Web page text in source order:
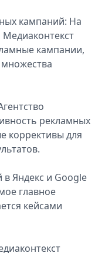
кампаний: На
кампании,
рекламных
коррективы для
Яндекс и Google
главное
кейсами